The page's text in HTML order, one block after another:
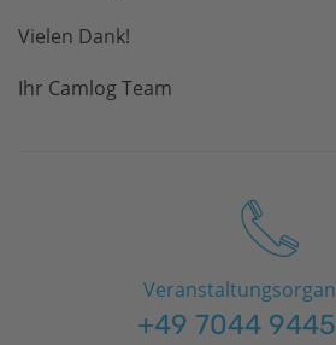
Vielen Dank!
Ihr Camlog Team
+49 7044